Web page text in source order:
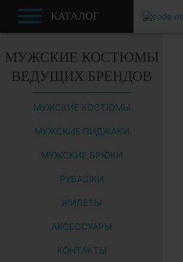
КАТАЛОГ
МУЖСКИЕ КОСТЮМЫ
ВЕДУЩИХ БРЕНДОВ
МУЖСКИЕ КОСТЮМЫ
МУЖСКИЕ ПИДЖАКИ
МУЖСКИЕ БРЮКИ
РУБАШКИ
ЖИЛЕТЫ
АКСЕССУАРЫ
КОНТАКТЫ